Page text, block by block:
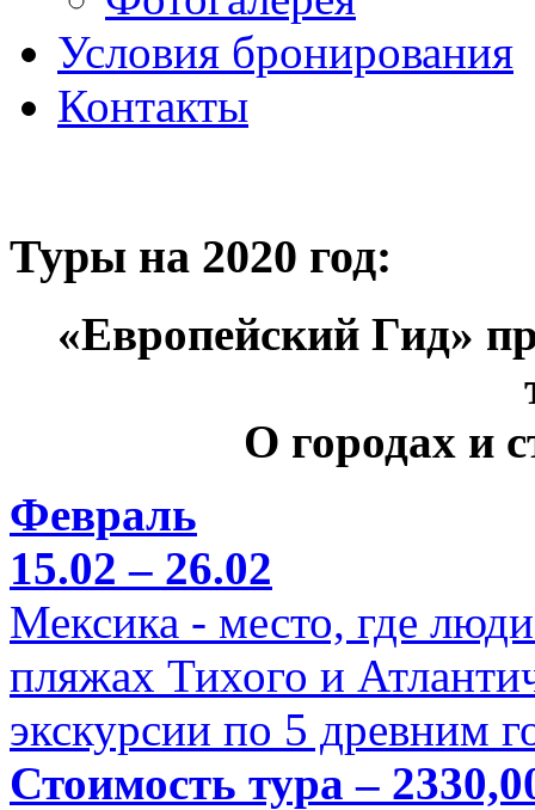
Условия бронирования
Контакты
Туры на 2020 год:
«Европейский Гид»
О городах и
Февраль
15.02 – 26.02
Мексика - место, где
пляжах Тихого и
экскурсии по 5 древним
Стоимость тура –